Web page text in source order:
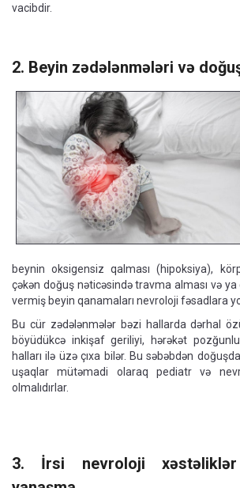
vacibdir.
2. Beyin zədələnmələri və
beynin oksigensiz qalması (hipoksiya),
çəkən doğuş nəticəsində travma alması və
vermiş beyin qanamaları nevroloji fəsadlara
Bu cür zədələnmələr bəzi hallarda dərhal
böyüdükcə inkişaf geriliyi, hərəkət
halları ilə üzə çıxa bilər. Bu səbəbdən
uşaqlar mütəmadi olaraq pediatr və
olmalıdırlar.
3. İrsi nevroloji